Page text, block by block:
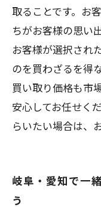
取ることです。お
ちがお客様の思い
お客様が選択され
のを買わざるを得
買い取り価格も市
安心してお任せく
らいたい場合は、
岐阜・愛知で一
う